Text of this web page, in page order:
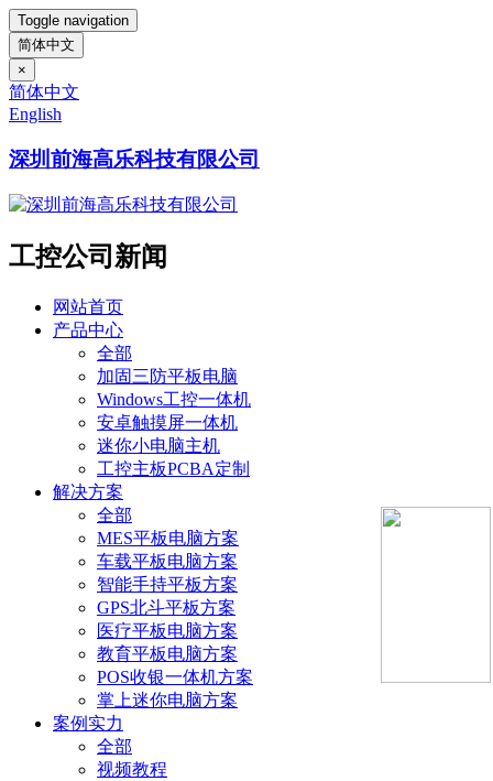
Toggle navigation
简体中文
×
简体中文
English
深圳前海高乐科技有限公司
工控公司新闻
网站首页
产品中心
全部
加固三防平板电脑
Windows工控一体机
安卓触摸屏一体机
迷你小电脑主机
工控主板PCBA定制
解决方案
全部
MES平板电脑方案
车载平板电脑方案
智能手持平板方案
GPS北斗平板方案
医疗平板电脑方案
教育平板电脑方案
POS收银一体机方案
掌上迷你电脑方案
案例实力
全部
视频教程